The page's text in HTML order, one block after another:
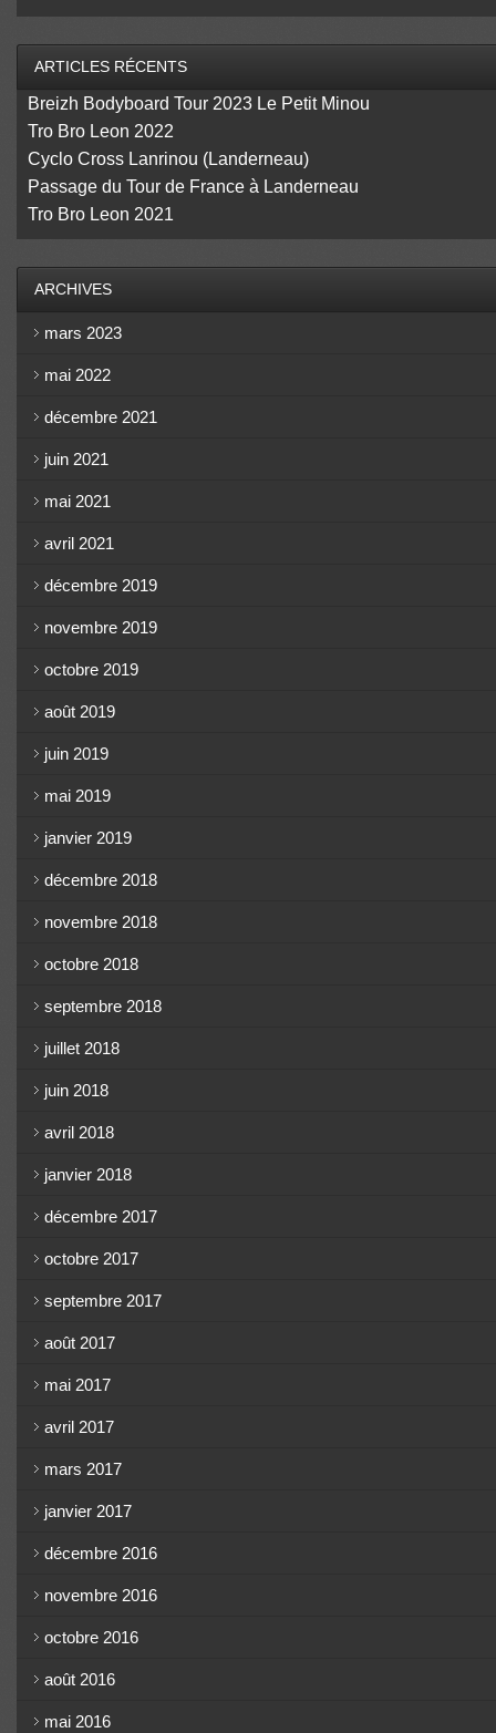
ARTICLES RÉCENTS
Breizh Bodyboard Tour 2023 Le Petit Minou
Tro Bro Leon 2022
Cyclo Cross Lanrinou (Landerneau)
Passage du Tour de France à Landerneau
Tro Bro Leon 2021
ARCHIVES
mars 2023
mai 2022
décembre 2021
juin 2021
mai 2021
avril 2021
décembre 2019
novembre 2019
octobre 2019
août 2019
juin 2019
mai 2019
janvier 2019
décembre 2018
novembre 2018
octobre 2018
septembre 2018
juillet 2018
juin 2018
avril 2018
janvier 2018
décembre 2017
octobre 2017
septembre 2017
août 2017
mai 2017
avril 2017
mars 2017
janvier 2017
décembre 2016
novembre 2016
octobre 2016
août 2016
mai 2016